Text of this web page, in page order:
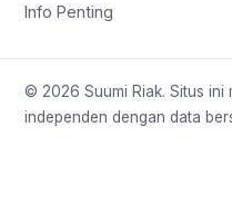
Info Penting
© 2026 Suumi Riak. Situs ini
independen dengan data